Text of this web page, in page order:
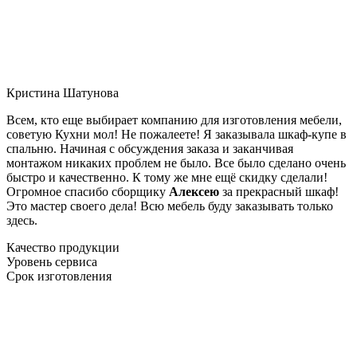
Кристина Шатунова
Всем, кто еще выбирает компанию для изготовления мебели,
советую Кухни мол! Не пожалеете! Я заказывала шкаф-купе в
спальню. Начиная с обсуждения заказа и заканчивая
монтажом никаких проблем не было. Все было сделано очень
быстро и качественно. К тому же мне ещё скидку сделали!
Огромное спасибо сборщику Алексею за прекрасный шкаф!
Это мастер своего дела! Всю мебель буду заказывать только
здесь.
Качество продукции
Уровень сервиса
Срок изготовления